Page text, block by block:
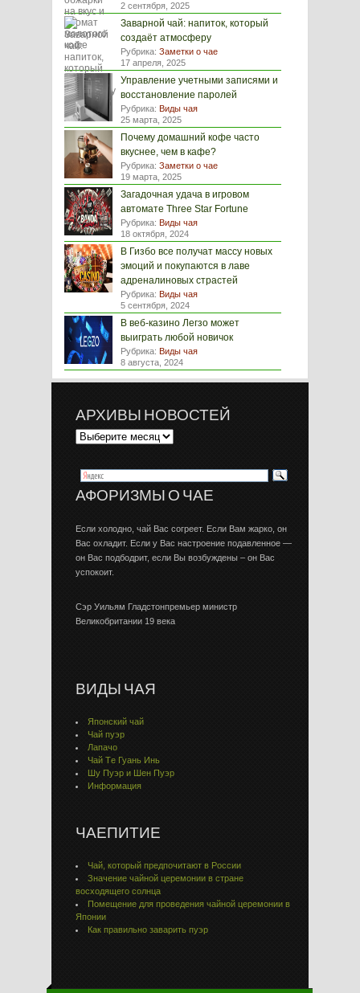
2 сентября, 2025
Заварной чай: напиток, который
создаёт атмосферу
Рубрика: Заметки о чае
17 апреля, 2025
Управление учетными записями и
восстановление паролей
Рубрика: Виды чая
25 марта, 2025
Почему домашний кофе часто
вкуснее, чем в кафе?
Рубрика: Заметки о чае
19 марта, 2025
Загадочная удача в игровом
автомате Three Star Fortune
Рубрика: Виды чая
18 октября, 2024
В Гизбо все получат массу новых
эмоций и покупаются в лаве
адреналиновых страстей
Рубрика: Виды чая
5 сентября, 2024
В веб-казино Легзо может
выиграть любой новичок
Рубрика: Виды чая
8 августа, 2024
АРХИВЫ НОВОСТЕЙ
АФОРИЗМЫ О ЧАЕ
Если холодно, чай Вас согреет. Если Вам жарко, он
Вас охладит. Если у Вас настроение подавленное —
он Вас подбодрит, если Вы возбуждены – он Вас
успокоит.
Сэр Уильям Гладстонпремьер министр
Великобритании 19 века
ВИДЫ ЧАЯ
Японский чай
Чай пуэр
Лапачо
Чай Тe Гуaнь Инь
Шу Пуэр и Шен Пуэр
Информация
ЧАЕПИТИЕ
Чай, который предпочитают в России
Значение чайной церемонии в стране
восходящего солнца
Помещение для проведения чайной церемонии в
Японии
Как правильно заварить пуэр